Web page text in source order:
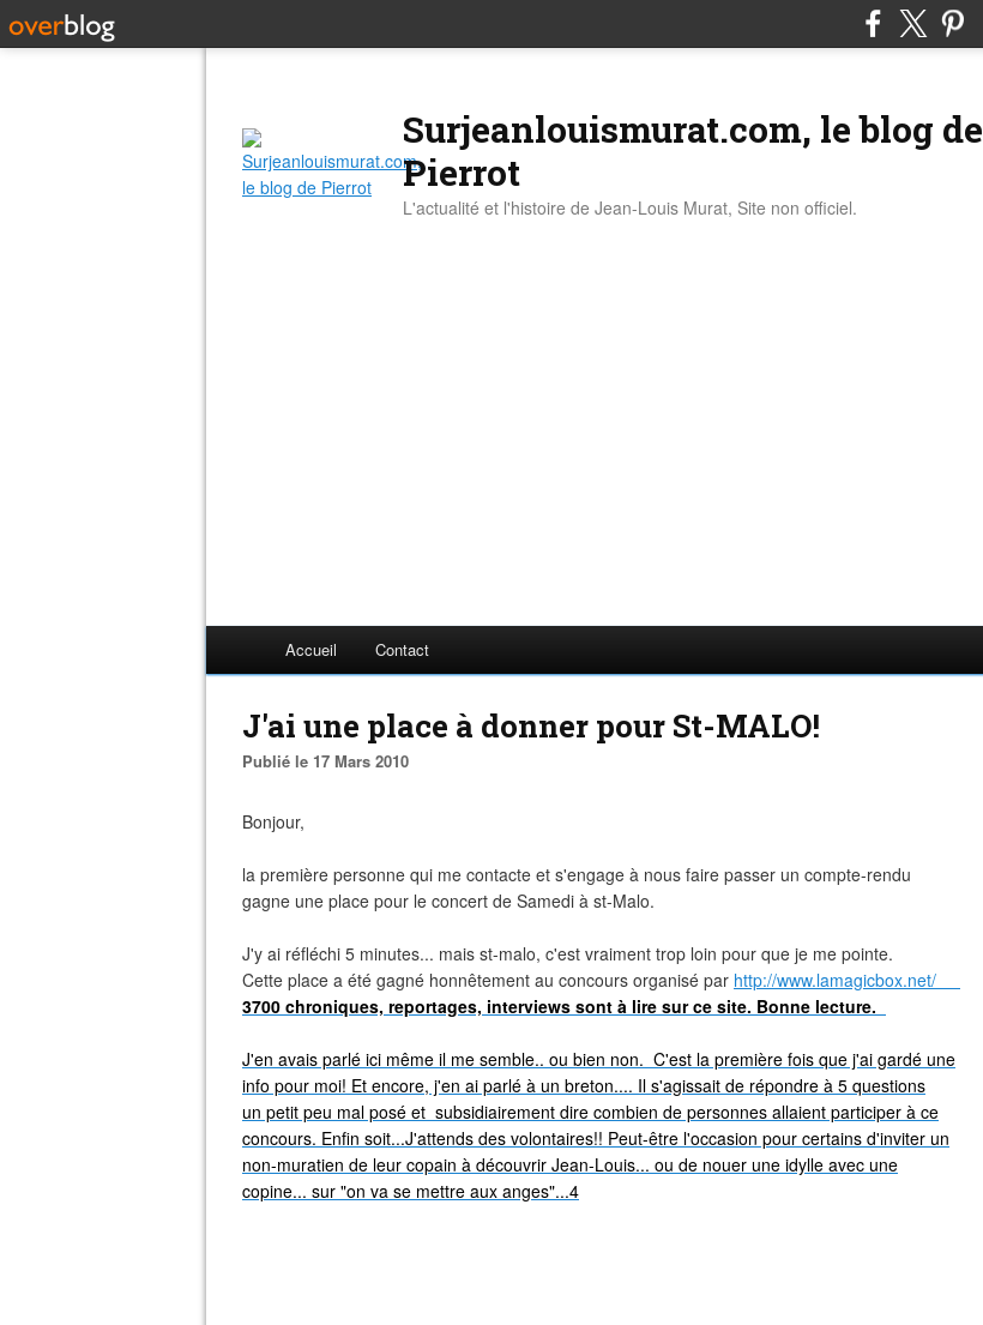
Surjeanlouismurat.com, le blog de
Pierrot
L'actualité et l'histoire de Jean-Louis Murat, Site non officiel.
Accueil Contact
J'ai une place à donner pour St-MALO!
Publié le 17 Mars 2010
Bonjour,
la première personne qui me contacte et s'engage à nous faire passer un compte-rendu
gagne une place pour le concert de Samedi à st-Malo.
J'y ai réfléchi 5 minutes... mais st-malo, c'est vraiment trop loin pour que je me pointe.
Cette place a été gagné honnêtement au concours organisé par http://www.lamagicbox.net/
3700 chroniques, reportages, interviews sont à lire sur ce site. Bonne lecture.
J'en avais parlé ici même il me semble.. ou bien non. C'est la première fois que j'ai gardé une
info pour moi! Et encore, j'en ai parlé à un breton.... Il s'agissait de répondre à 5 questions
un petit peu mal posé et subsidiairement dire combien de personnes allaient participer à ce
concours. Enfin soit...J'attends des volontaires!! Peut-être l'occasion pour certains d'inviter un
non-muratien de leur copain à découvrir Jean-Louis... ou de nouer une idylle avec une
copine... sur "on va se mettre aux anges"...4